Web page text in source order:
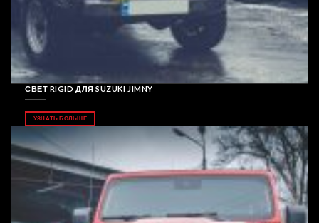
СВЕТ RIGID ДЛЯ SUZUKI JIMNY
УЗНАТЬ БОЛЬШЕ